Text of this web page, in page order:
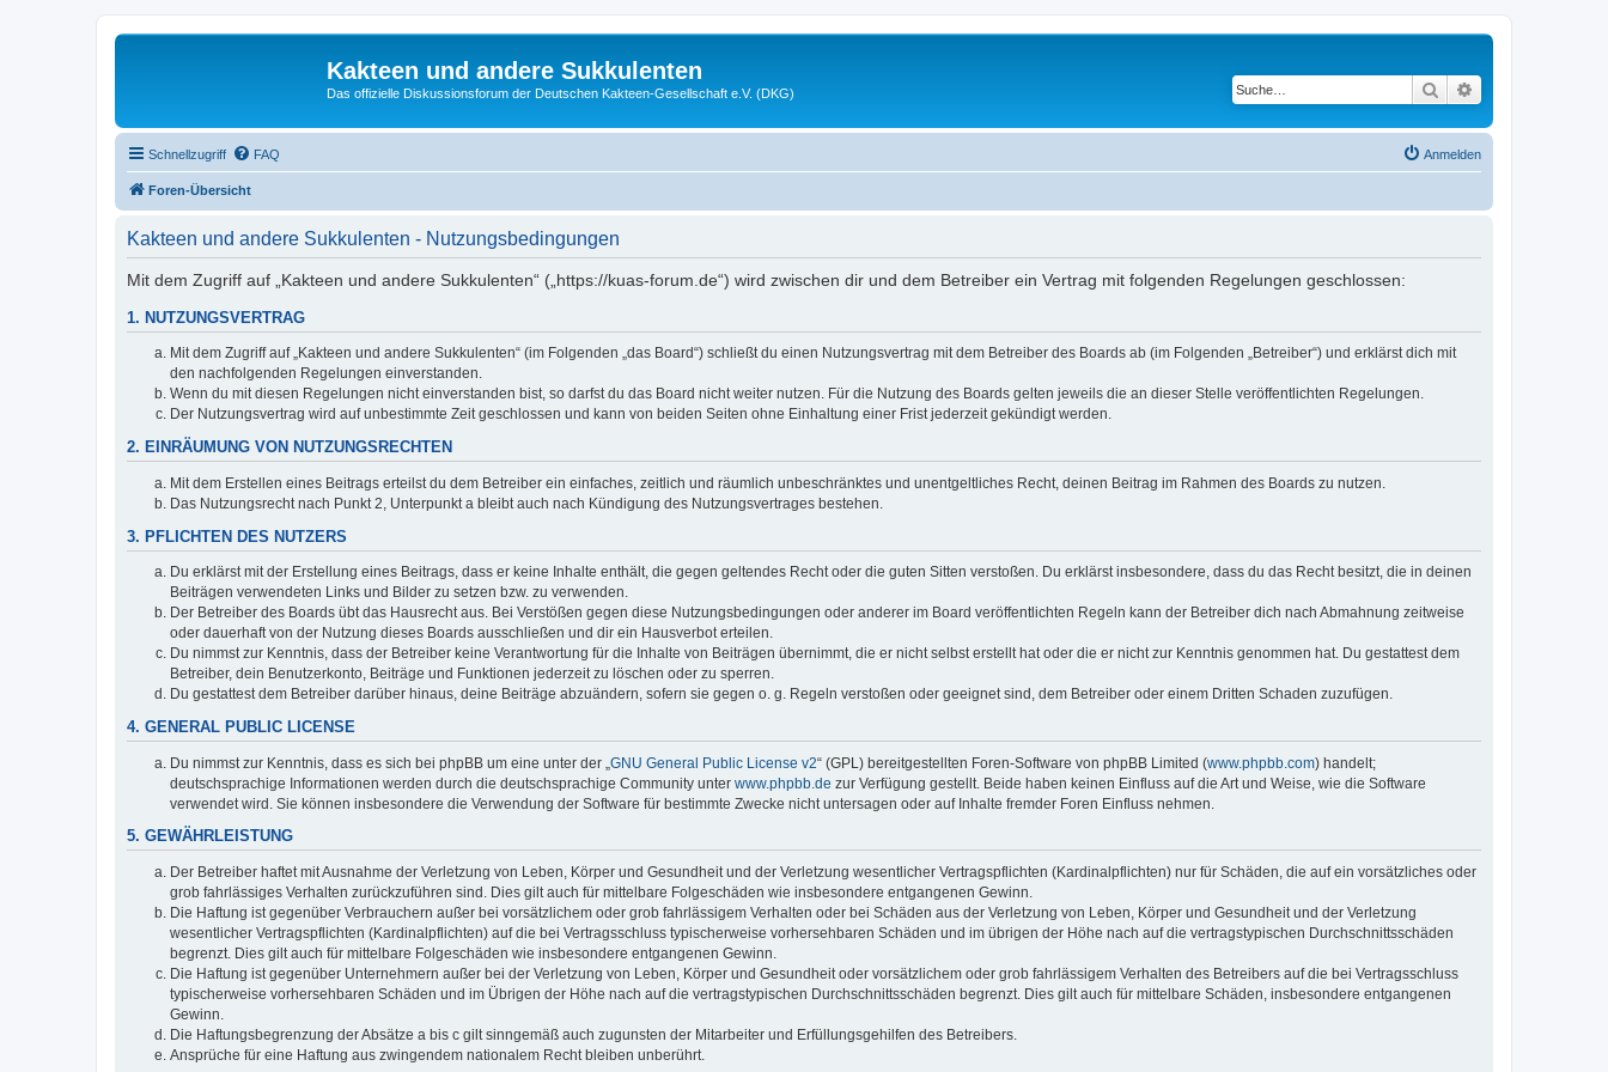
Kakteen und andere Sukkulenten
Das offizielle Diskussionsforum der Deutschen Kakteen-Gesellschaft e.V. (DKG) Suche
Schnellzugriff FAQ Anmelden
Foren-Übersicht
Kakteen und andere Sukkulenten - Nutzungsbedingungen
Mit dem Zugriff auf „Kakteen und andere Sukkulenten“ („https://kuas-forum.de“) wird zwischen dir und dem Betreiber ein Vertrag mit folgenden Regelungen geschlossen:
1. NUTZUNGSVERTRAG
Mit dem Zugriff auf „Kakteen und andere Sukkulenten“ (im Folgenden „das Board“) schließt du einen Nutzungsvertrag mit dem Betreiber des Boards ab (im Folgenden „Betreiber“) und erklärst dich mit
den nachfolgenden Regelungen einverstanden.
Wenn du mit diesen Regelungen nicht einverstanden bist, so darfst du das Board nicht weiter nutzen. Für die Nutzung des Boards gelten jeweils die an dieser Stelle veröffentlichten Regelungen.
Der Nutzungsvertrag wird auf unbestimmte Zeit geschlossen und kann von beiden Seiten ohne Einhaltung einer Frist jederzeit gekündigt werden.
2. EINRÄUMUNG VON NUTZUNGSRECHTEN
Mit dem Erstellen eines Beitrags erteilst du dem Betreiber ein einfaches, zeitlich und räumlich unbeschränktes und unentgeltliches Recht, deinen Beitrag im Rahmen des Boards zu nutzen.
Das Nutzungsrecht nach Punkt 2, Unterpunkt a bleibt auch nach Kündigung des Nutzungsvertrages bestehen.
3. PFLICHTEN DES NUTZERS
Du erklärst mit der Erstellung eines Beitrags, dass er keine Inhalte enthält, die gegen geltendes Recht oder die guten Sitten verstoßen. Du erklärst insbesondere, dass du das Recht besitzt, die in deinen
Beiträgen verwendeten Links und Bilder zu setzen bzw. zu verwenden.
Der Betreiber des Boards übt das Hausrecht aus. Bei Verstößen gegen diese Nutzungsbedingungen oder anderer im Board veröffentlichten Regeln kann der Betreiber dich nach Abmahnung zeitweise
oder dauerhaft von der Nutzung dieses Boards ausschließen und dir ein Hausverbot erteilen.
Du nimmst zur Kenntnis, dass der Betreiber keine Verantwortung für die Inhalte von Beiträgen übernimmt, die er nicht selbst erstellt hat oder die er nicht zur Kenntnis genommen hat. Du gestattest dem
Betreiber, dein Benutzerkonto, Beiträge und Funktionen jederzeit zu löschen oder zu sperren.
Du gestattest dem Betreiber darüber hinaus, deine Beiträge abzuändern, sofern sie gegen o. g. Regeln verstoßen oder geeignet sind, dem Betreiber oder einem Dritten Schaden zuzufügen.
4. GENERAL PUBLIC LICENSE
Du nimmst zur Kenntnis, dass es sich bei phpBB um eine unter der „ GNU General Public License v2“ (GPL) bereitgestellten Foren-Software von phpBB Limited (www.phpbb.com) handelt;
deutschsprachige Informationen werden durch die deutschsprachige Community unter www.phpbb.de zur Verfügung gestellt. Beide haben keinen Einfluss auf die Art und Weise, wie die Software
verwendet wird. Sie können insbesondere die Verwendung der Software für bestimmte Zwecke nicht untersagen oder auf Inhalte fremder Foren Einfluss nehmen.
5. GEWÄHRLEISTUNG
Der Betreiber haftet mit Ausnahme der Verletzung von Leben, Körper und Gesundheit und der Verletzung wesentlicher Vertragspflichten (Kardinalpflichten) nur für Schäden, die auf ein vorsätzliches oder
grob fahrlässiges Verhalten zurückzuführen sind. Dies gilt auch für mittelbare Folgeschäden wie insbesondere entgangenen Gewinn.
Die Haftung ist gegenüber Verbrauchern außer bei vorsätzlichem oder grob fahrlässigem Verhalten oder bei Schäden aus der Verletzung von Leben, Körper und Gesundheit und der Verletzung
wesentlicher Vertragspflichten (Kardinalpflichten) auf die bei Vertragsschluss typischerweise vorhersehbaren Schäden und im übrigen der Höhe nach auf die vertragstypischen Durchschnittsschäden
begrenzt. Dies gilt auch für mittelbare Folgeschäden wie insbesondere entgangenen Gewinn.
Die Haftung ist gegenüber Unternehmern außer bei der Verletzung von Leben, Körper und Gesundheit oder vorsätzlichem oder grob fahrlässigem Verhalten des Betreibers auf die bei Vertragsschluss
typischerweise vorhersehbaren Schäden und im Übrigen der Höhe nach auf die vertragstypischen Durchschnittsschäden begrenzt. Dies gilt auch für mittelbare Schäden, insbesondere entgangenen
Gewinn.
Die Haftungsbegrenzung der Absätze a bis c gilt sinngemäß auch zugunsten der Mitarbeiter und Erfüllungsgehilfen des Betreibers.
Ansprüche für eine Haftung aus zwingendem nationalem Recht bleiben unberührt.